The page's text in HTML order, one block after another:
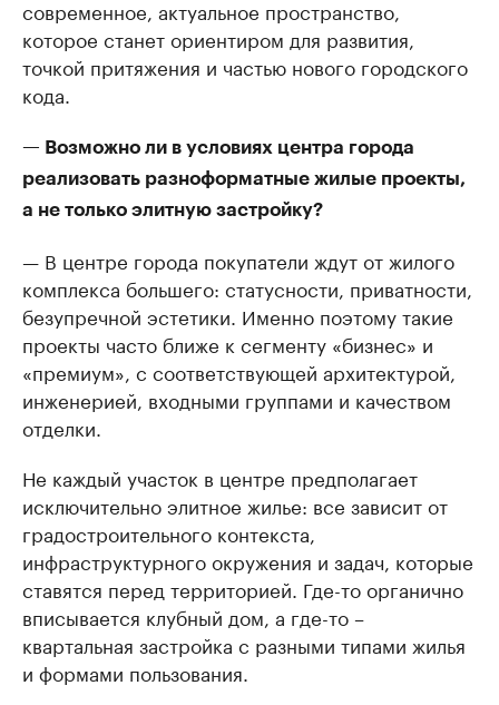
современное, актуальное пространство,
которое станет ориентиром для развития,
точкой притяжения и частью нового городского
кода.
— Возможно ли в условиях центра города
реализовать разноформатные жилые проекты,
а не только элитную застройку?
— В центре города покупатели ждут от жилого
комплекса большего: статусности, приватности,
безупречной эстетики. Именно поэтому такие
проекты часто ближе к сегменту «бизнес» и
«премиум», с соответствующей архитектурой,
инженерией, входными группами и качеством
отделки.
Не каждый участок в центре предполагает
исключительно элитное жилье: все зависит от
градостроительного контекста,
инфраструктурного окружения и задач, которые
ставятся перед территорией. Где-то органично
вписывается клубный дом, а где-то –
квартальная застройка с разными типами жилья
и формами пользования.